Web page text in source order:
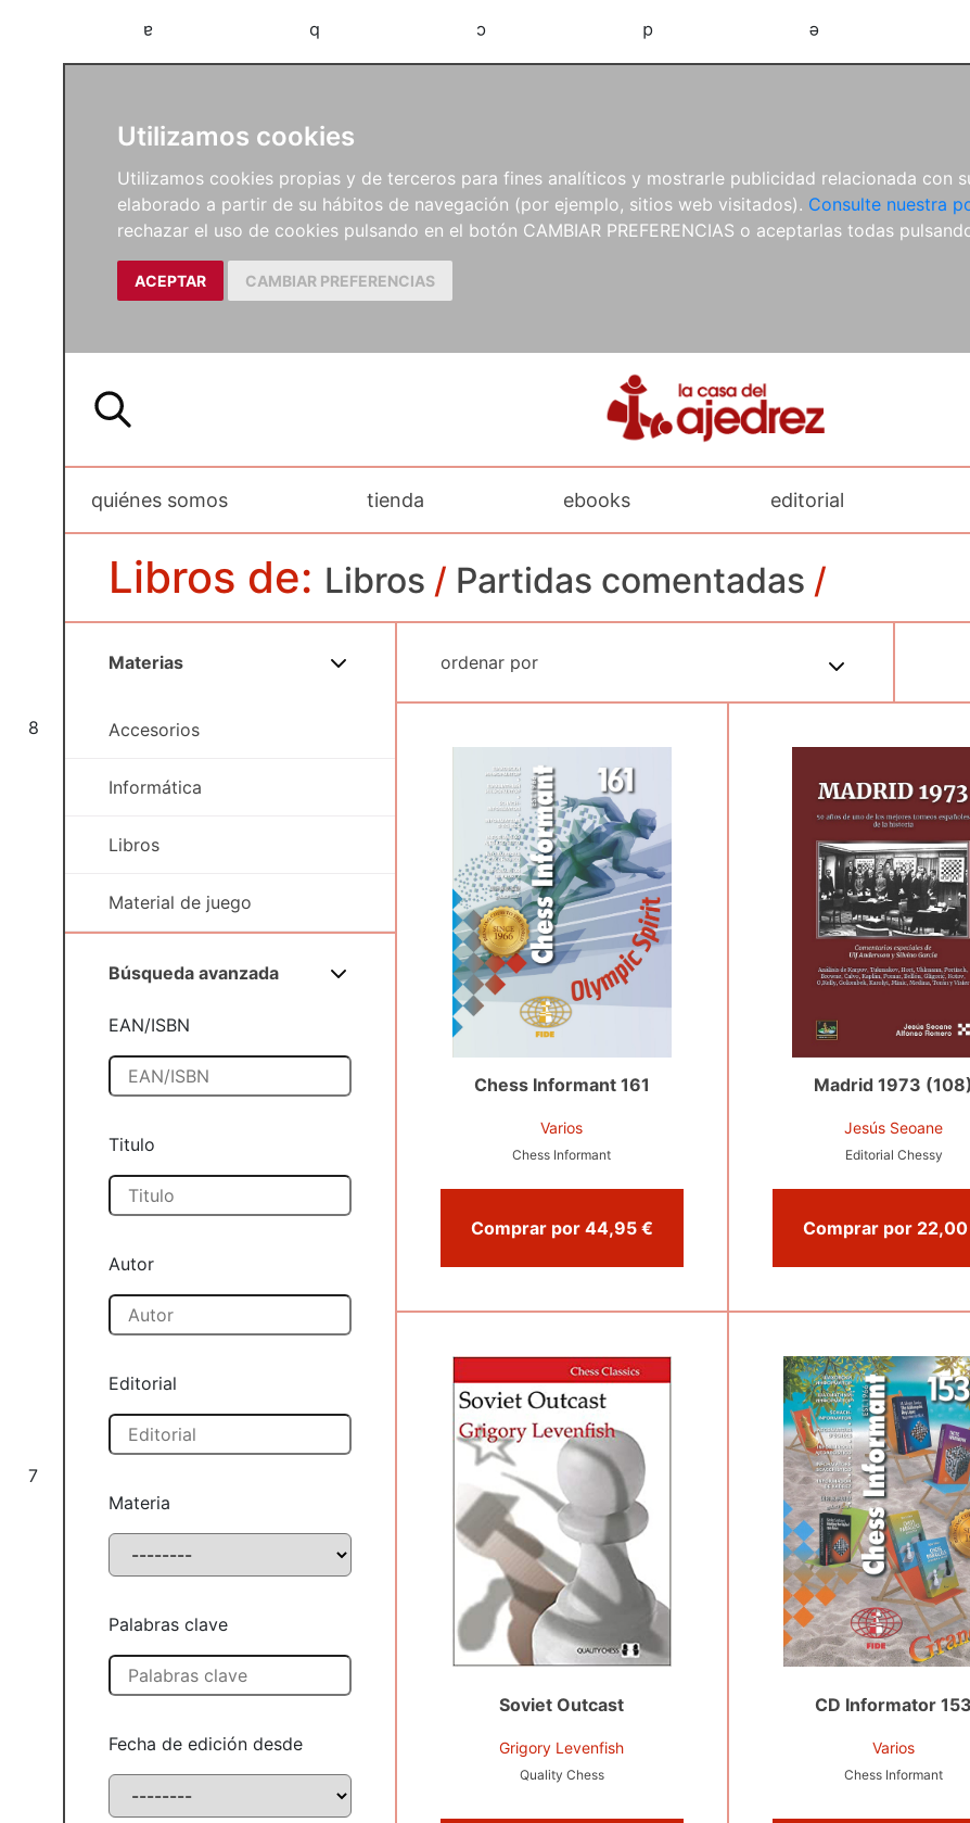
Utilizamos cookies
Utilizamos cookies propias y de terceros para fines analíticos y mostrarle publicidad relacionada con
elaborado a partir de su hábitos de navegación (por ejemplo, sitios web visitados). Consulte nuestra
rechazar el uso de cookies pulsando en el botón CAMBIAR PREFERENCIAS o aceptarlas todas
ACEPTAR CAMBIAR PREFERENCIAS
a b c d e
8
7
quiénes somos tienda ebooks editorial
Libros de: Libros / Partidas comentadas /
Materias
Accesorios
Informática
Libros
Material de juego
Búsqueda avanzada
EAN/ISBN
Titulo
Autor
Editorial
Materia
Palabras clave
Fecha de edición desde
Chess Informant 161
Varios
Chess Informant
Comprar por 44,95 €
Madrid 1973 (108)
Jesús Seoane
Editorial Chessy
Soviet Outcast
Grigory Levenfish
Quality Chess
CD Informator 153
Varios
Chess Informant